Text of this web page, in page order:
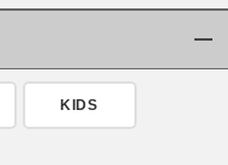
予約商品
KIDS